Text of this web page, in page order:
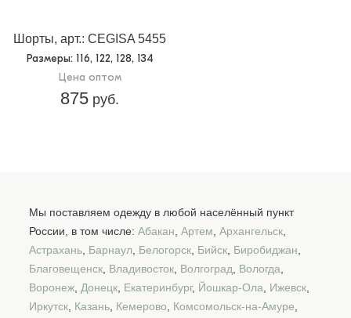
Шорты, арт.: CEGISA 5455
Размеры: 116, 122, 128, 134
Цена оптом
875 руб.
Мы поставляем одежду в любой населённый пункт
России, в том числе: Абакан, Артем, Архангельск,
Астрахань, Барнаул, Белогорск, Бийск, Биробиджан,
Благовещенск, Владивосток, Волгоград, Вологда,
Воронеж, Донецк, Екатеринбург, Йошкар-Ола, Ижевск,
Иркутск, Казань, Кемерово, Комсомольск-на-Амуре,